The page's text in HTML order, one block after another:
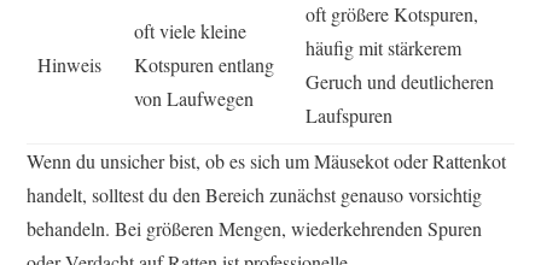
Hinweis
oft viele kleine
Kotspuren entlang
von Laufwegen
oft größere Kotspuren,
häufig mit stärkerem
Geruch und deutlicheren
Laufspuren
Wenn du unsicher bist, ob es sich um Mäusekot oder Rattenkot
handelt, solltest du den Bereich zunächst genauso vorsichtig
behandeln. Bei größeren Mengen, wiederkehrenden Spuren